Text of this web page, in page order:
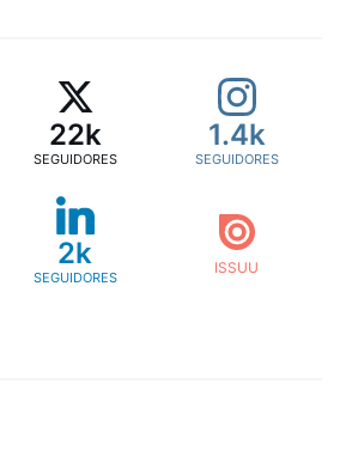
22k
SEGUIDORES
1.4k
SEGUIDORES
2k
SEGUIDORES